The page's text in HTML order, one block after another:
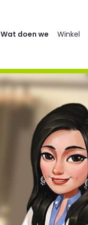
Wat doen we Winkel